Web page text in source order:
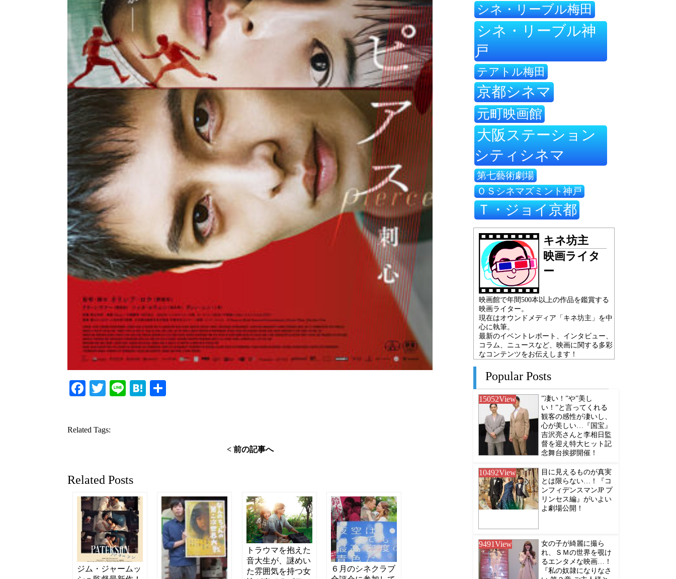
Facebook
TwitterLineHatena
Related Tags:
< 前の記事へ
Related Posts
ジム・ジャームッ
トラウマを抱えた
音大生が、謎めい
た雰囲気を持つ女
６月のシネクラブ
シネ・リーブル梅田
シネ・リーブル神
戸
テアトル梅田
京都シネマ
元町映画館
大阪ステーション
シティシネマ
第七藝術劇場
ＯＳシネマズミント神戸
Ｔ・ジョイ京都
キネ坊主
映画ライタ
ー
映画館で年間500本以上の作品を鑑賞する
映画ライター。
現在はオウンドメディア「キネ坊主」を中
心に執筆。
最新のイベントレポート、インタビュー、
コラム、ニュースなど、映画に関する多彩
なコンテンツをお伝えします！
Popular Posts
15052View
”凄い！”や”美し
い！”と言ってくれる
観客の感性が凄いし、
心が美しい…『国宝』
吉沢亮さんと李相日監
督を迎え特大ヒット記
念舞台挨拶開催！
10492View
目に見えるものが真実
とは限らない…！『コ
ンフィデンスマンJP プ
リンセス編』がいよい
よ劇場公開！
9491View
女の子が綺麗に撮ら
れ、ＳＭの世界を覗け
るエンタメな映画…！
『私の奴隷になりなさ